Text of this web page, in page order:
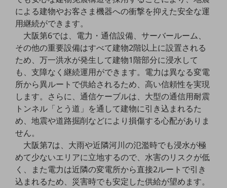
5Gデータプラス
データプラス
IoT向け回線料金
home5Gプラン
モバイルサービス
端末の一元管理
セキュリティ
運用保守・故障紛失サポート
回線・ネットワーク
お手続き
による建物やお客さま機器への衝撃を抑えた安全な運
用継続ができます。
大阪第6では、電力・通信設備、サーバールーム、
その他の重要設備はすべて建物2階以上に設置される
ため、万一洪水が発生して建物1階部分に浸水して
も、支障なく継続運用ができます。電力は異なる変電
所から異ルートで供給されるため、高い信頼性を実現
します。さらに、通信ケーブルは、大型の通信用耐震
トンネル「とう道」を通して建物に引き込まれるた
め、地震や道路掘削などにより損傷する心配がありま
せん。
大阪第7は、大雨や近隣河川の氾濫時でも浸水が極
めて少ないエリアに立地するので、水害のリスクが低
く、また電力は近隣の変電所から直接2ルートで引き
込まれるため、災害時でも安定した供給が望めます。